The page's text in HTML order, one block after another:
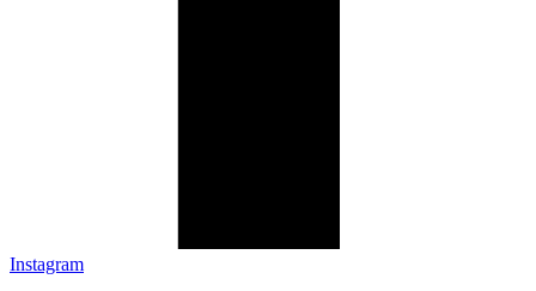
Instagram